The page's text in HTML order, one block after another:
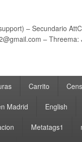
– Secundario
– Threema:
Carrito
Madrid English
Metatags1